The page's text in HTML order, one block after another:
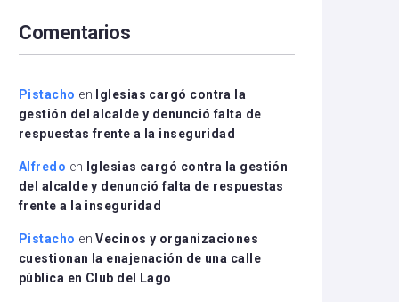
disminuir
el
Comentarios
Pistacho en
Iglesias cargó contra la
gestión del alcalde y denunció falta de
respuestas frente a la inseguridad
Alfredo en
Iglesias cargó contra la gestión
del alcalde y denunció falta de respuestas
frente a la inseguridad
Pistacho enVecinos y organizaciones
cuestionan la enajenación de una calle
pública en Club del Lago